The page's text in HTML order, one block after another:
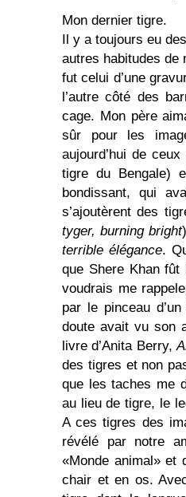
Mon dernier tigre.
Il y a toujours eu
autres habitudes de
fut celui d’une
l’autre côté des
cage. Mon père
sûr pour les
aujourd’hui de
tigre du Bengale)
bondissant, qui
s’ajoutèrent des
tyger, burning bright
terrible élégance.
que Shere Khan fût
voudrais me
par le pinceau
doute avait vu son
livre d’Anita Berry,
des tigres et non
que les taches me
au lieu de tigre, le
A ces tigres des
révélé par notre
«Monde animal» et
chair et en os.